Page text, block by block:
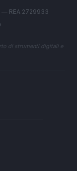
— REA 2729933
di strumenti digitali e